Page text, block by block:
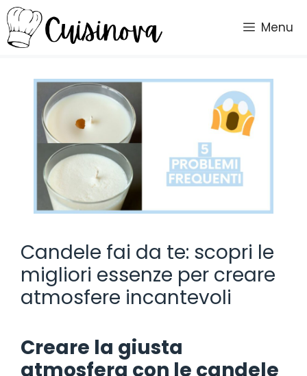
Vai
al
contenuto
Menu
Candele fai da te: scopri le
migliori essenze per creare
atmosfere incantevoli
Creare la giusta
atmosfera con le candele